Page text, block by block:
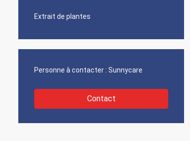
Extrait de plantes
Personne à contacter : Sunnycare
Contact